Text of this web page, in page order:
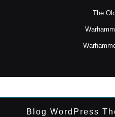
The
Blog WordPress